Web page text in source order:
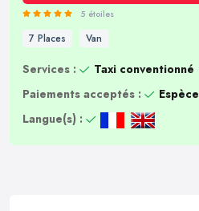
5 étoiles
7 Places Van
Services :
Taxi conventionné
Paiements acceptés :
Espèce
Langue(s) :